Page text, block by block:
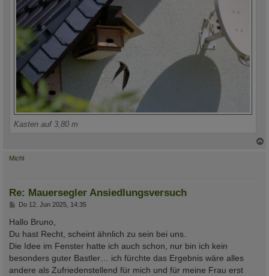
Kasten auf 3,80 m
Michl
Re: Mauersegler Ansiedlungsversuch
B
i
r
a
g
Do 12. Jun 2025, 14:35
Hallo Bruno,
Du hast Recht, scheint ähnlich zu sein bei uns.
Die Idee im Fenster hatte ich auch schon, nur bin ich kein
besonders guter Bastler… ich fürchte das Ergebnis wäre alles
andere als Zufriedenstellend für mich und für meine Frau erst